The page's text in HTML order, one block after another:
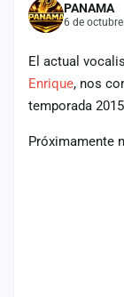
PANAMA
6 de
El actual
Enrique, nos
temporada
Próximamente
Noticias
Formaciones
Fiestas
Mapa
de